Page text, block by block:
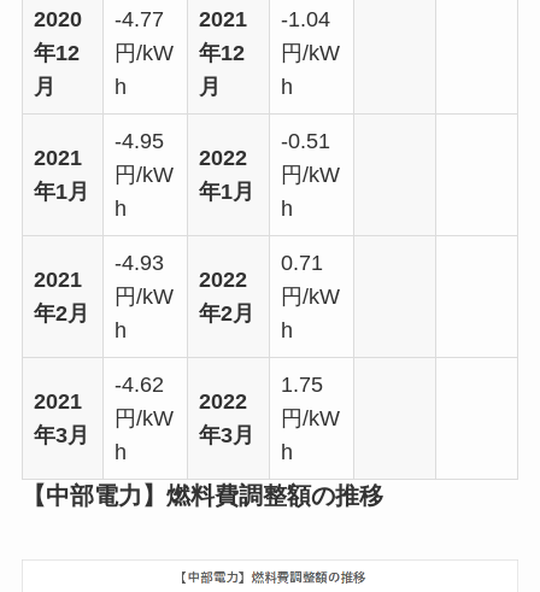
2020
年12
月
-4.77
円/kW
h
2021
年12
月
-1.04
円/kW
h
2021
年1月
-4.95
円/kW
h
2022
年1月
-0.51
円/kW
h
2021
年2月
-4.93
円/kW
h
2022
年2月
0.71
円/kW
h
2021
年3月
-4.62
円/kW
h
2022
年3月
1.75
円/kW
h
【中部電力】燃料費調整額の推移